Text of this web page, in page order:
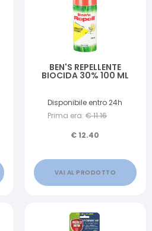
BEN'S REPELLENTE
BIOCIDA 30% 100 ML
Disponibile entro 24h
Prima era: €11.16
€12.40
VAI AL PRODOTTO